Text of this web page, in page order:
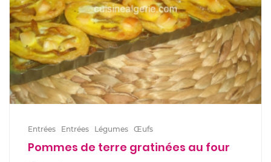
Entrées Entrées Légumes Œufs
Pommes de terre gratinées au four